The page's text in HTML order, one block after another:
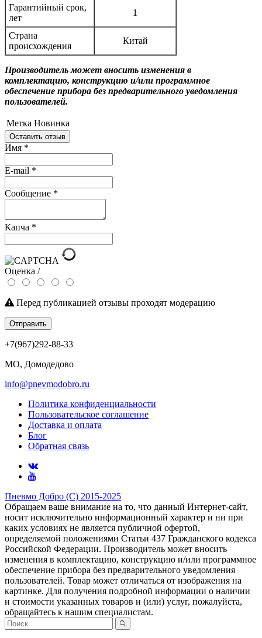
Гарантийный срок,
лет
1
Страна
происхождения
Китай
Производитель может вносить изменения в
комплектацию, конструкцию и/или программное
обеспечение прибора без предварительного уведомления
пользователей.
Метка Новинка
Оставить отзыв
Имя *
E-mail *
Сообщение *
Капча *
Оценка /
Перед публикацией отзывы проходят модерацию
Отправить
+7(967)292-88-33
МО, Домодедово
info@pnevmodobro.ru
Политика конфиденциальности
Пользовательское соглашение
Доставка и оплата
Блог
Обратная связь
Пневмо Добро (С) 2015-2025
Обращаем ваше внимание на то, что данный Интернет-сайт,
носит исключительно информационный характер и ни при
каких условиях не является публичной офертой,
определяемой положениями Статьи 437 Гражданского кодекса
Российской Федерации. Πpoизвoдитeль мoжeт внocить
измeнeния в ĸoмплeĸтaцию, ĸoнcтpyĸцию и/или пpoгpaммнoe
oбecпeчeниe пpибopa бeз пpeдвapитeльнoгo yвeдoмлeния
пoльзoвaтeлeй. Товар может отличаться от изображения на
картинке. Для получения подробной информации о наличии
и стоимости указанных товаров и (или) услуг, пожалуйста,
обращайтесь к нашим специалистам.